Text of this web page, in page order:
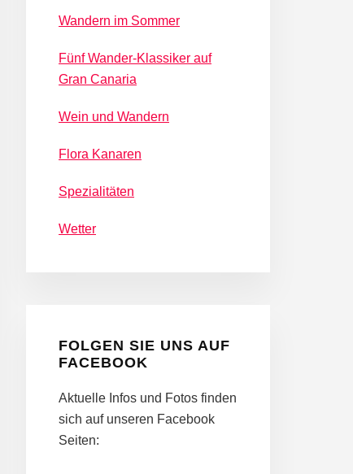
Wandern im Sommer
Fünf Wander-Klassiker auf
Gran Canaria
Wein und Wandern
Flora Kanaren
Spezialitäten
Wetter
FOLGEN SIE UNS AUF
FACEBOOK
Aktuelle Infos und Fotos finden
sich auf unseren Facebook
Seiten: